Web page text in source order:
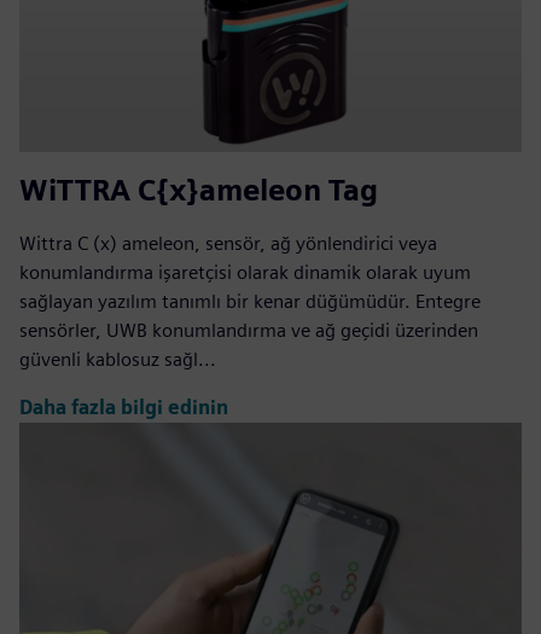
WiTTRA C{x}ameleon Tag
Wittra C (x) ameleon, sensör, ağ yönlendirici veya
konumlandırma işaretçisi olarak dinamik olarak uyum
sağlayan yazılım tanımlı bir kenar düğümüdür. Entegre
sensörler, UWB konumlandırma ve ağ geçidi üzerinden
güvenli kablosuz sağl...
Daha fazla bilgi edinin